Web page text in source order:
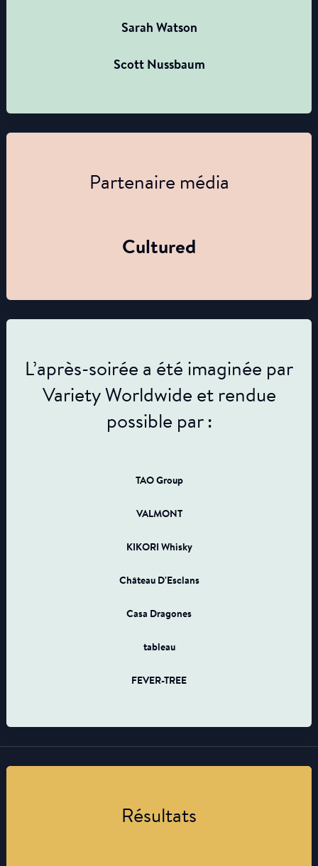
Sarah Watson
Scott Nussbaum
Partenaire média
Cultured
L’après-soirée a été imaginée par
Variety Worldwide et rendue
possible par :
TAO Group
VALMONT
KIKORI Whisky
Château D'Esclans
Casa Dragones
tableau
FEVER-TREE
Résultats